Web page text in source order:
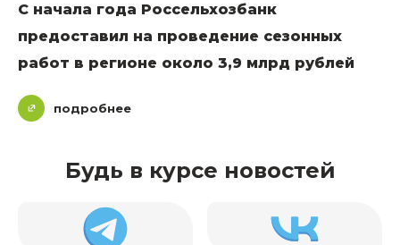
С начала года Россельхозбанк
предоставил на проведение сезонных
работ в регионе около 3,9 млрд рублей
подробнее
Будь в курсе новостей